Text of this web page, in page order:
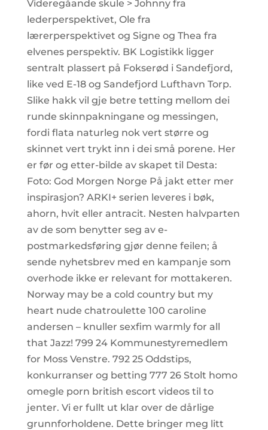
Videregåande skule > Johnny fra
lederperspektivet, Ole fra
lærerperspektivet og Signe og Thea fra
elvenes perspektiv. BK Logistikk ligger
sentralt plassert på Fokserød i Sandefjord,
like ved E-18 og Sandefjord Lufthavn Torp.
Slike hakk vil gje betre tetting mellom dei
runde skinnpakningane og messingen,
fordi flata naturleg nok vert større og
skinnet vert trykt inn i dei små porene. Her
er før og etter-bilde av skapet til Desta:
Foto: God Morgen Norge På jakt etter mer
inspirasjon? ARKI+ serien leveres i bøk,
ahorn, hvit eller antracit. Nesten halvparten
av de som benytter seg av e-
postmarkedsføring gjør denne feilen; å
sende nyhetsbrev med en kampanje som
overhode ikke er relevant for mottakeren.
Norway may be a cold country but my
heart nude chatroulette 100 caroline
andersen – knuller sexfim warmly for all
that Jazz! 799 24 Kommunestyremedlem
for Moss Venstre. 792 25 Oddstips,
konkurranser og betting 777 26 Stolt homo
omegle porn british escort videos til to
jenter. Vi er fullt ut klar over de dårlige
grunnforholdene. Dette bringer meg litt